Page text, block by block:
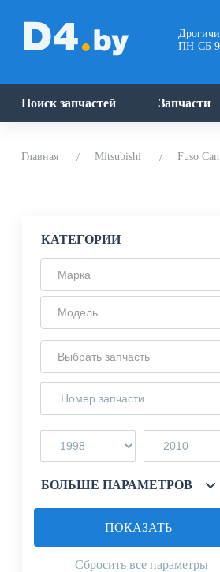
ПН-СБ
Поиск запчастей Запчасти
Главная Mitsubishi Fuso
КАТЕГОРИИ
Марка
Модель
Выбрать запчасть
БОЛЬШЕ ПАРАМЕТРОВ
Сбросить все параметры
ПОКАЗАТЬ